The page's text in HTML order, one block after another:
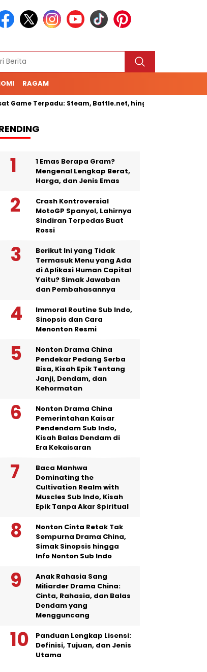
RAGAM
Terpadu: Steam, Battle.net, hingga Cloud Gaming
1 Emas Berapa Gram?
Mengenal Lengkap Berat,
Harga, dan Jenis Emas
Crash Kontroversial
MotoGP Spanyol, Lahirnya
Sindiran Terpedas Buat
Rossi
Berikut Ini yang Tidak
Termasuk Menu yang Ada
di Aplikasi Human Capital
Yaitu? Simak Jawaban
dan Pembahasannya
Immoral Routine Sub Indo,
Sinopsis dan Cara
Menonton Resmi
Nonton Drama China
Pendekar Pedang Serba
Bisa, Kisah Epik Tentang
Janji, Dendam, dan
Kehormatan
Nonton Drama China
Pemerintahan Kaisar
Pendendam Sub Indo,
Kisah Balas Dendam di
Era Kekaisaran
Baca Manhwa
Dominating the
Cultivation Realm with
Muscles Sub Indo, Kisah
Epik Tanpa Akar Spiritual
Nonton Cinta Retak Tak
Sempurna Drama China,
Simak Sinopsis hingga
Info Nonton Sub Indo
Anak Rahasia Sang
Miliarder Drama China:
Cinta, Rahasia, dan Balas
Dendam yang
Mengguncang
Panduan Lengkap Lisensi:
Definisi, Tujuan, dan Jenis
Utama